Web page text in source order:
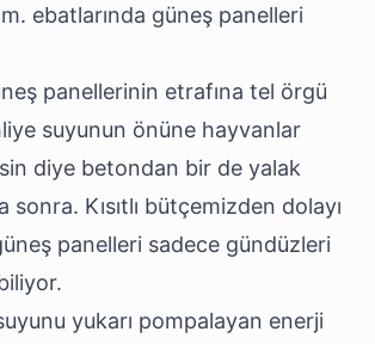
ebatlarında güneş panelleri
panellerinin etrafına tel örgü
suyunun önüne hayvanlar
diye betondan bir de yalak
sonra. Kısıtlı bütçemizden dolayı
panelleri sadece gündüzleri
yukarı pompalayan enerji